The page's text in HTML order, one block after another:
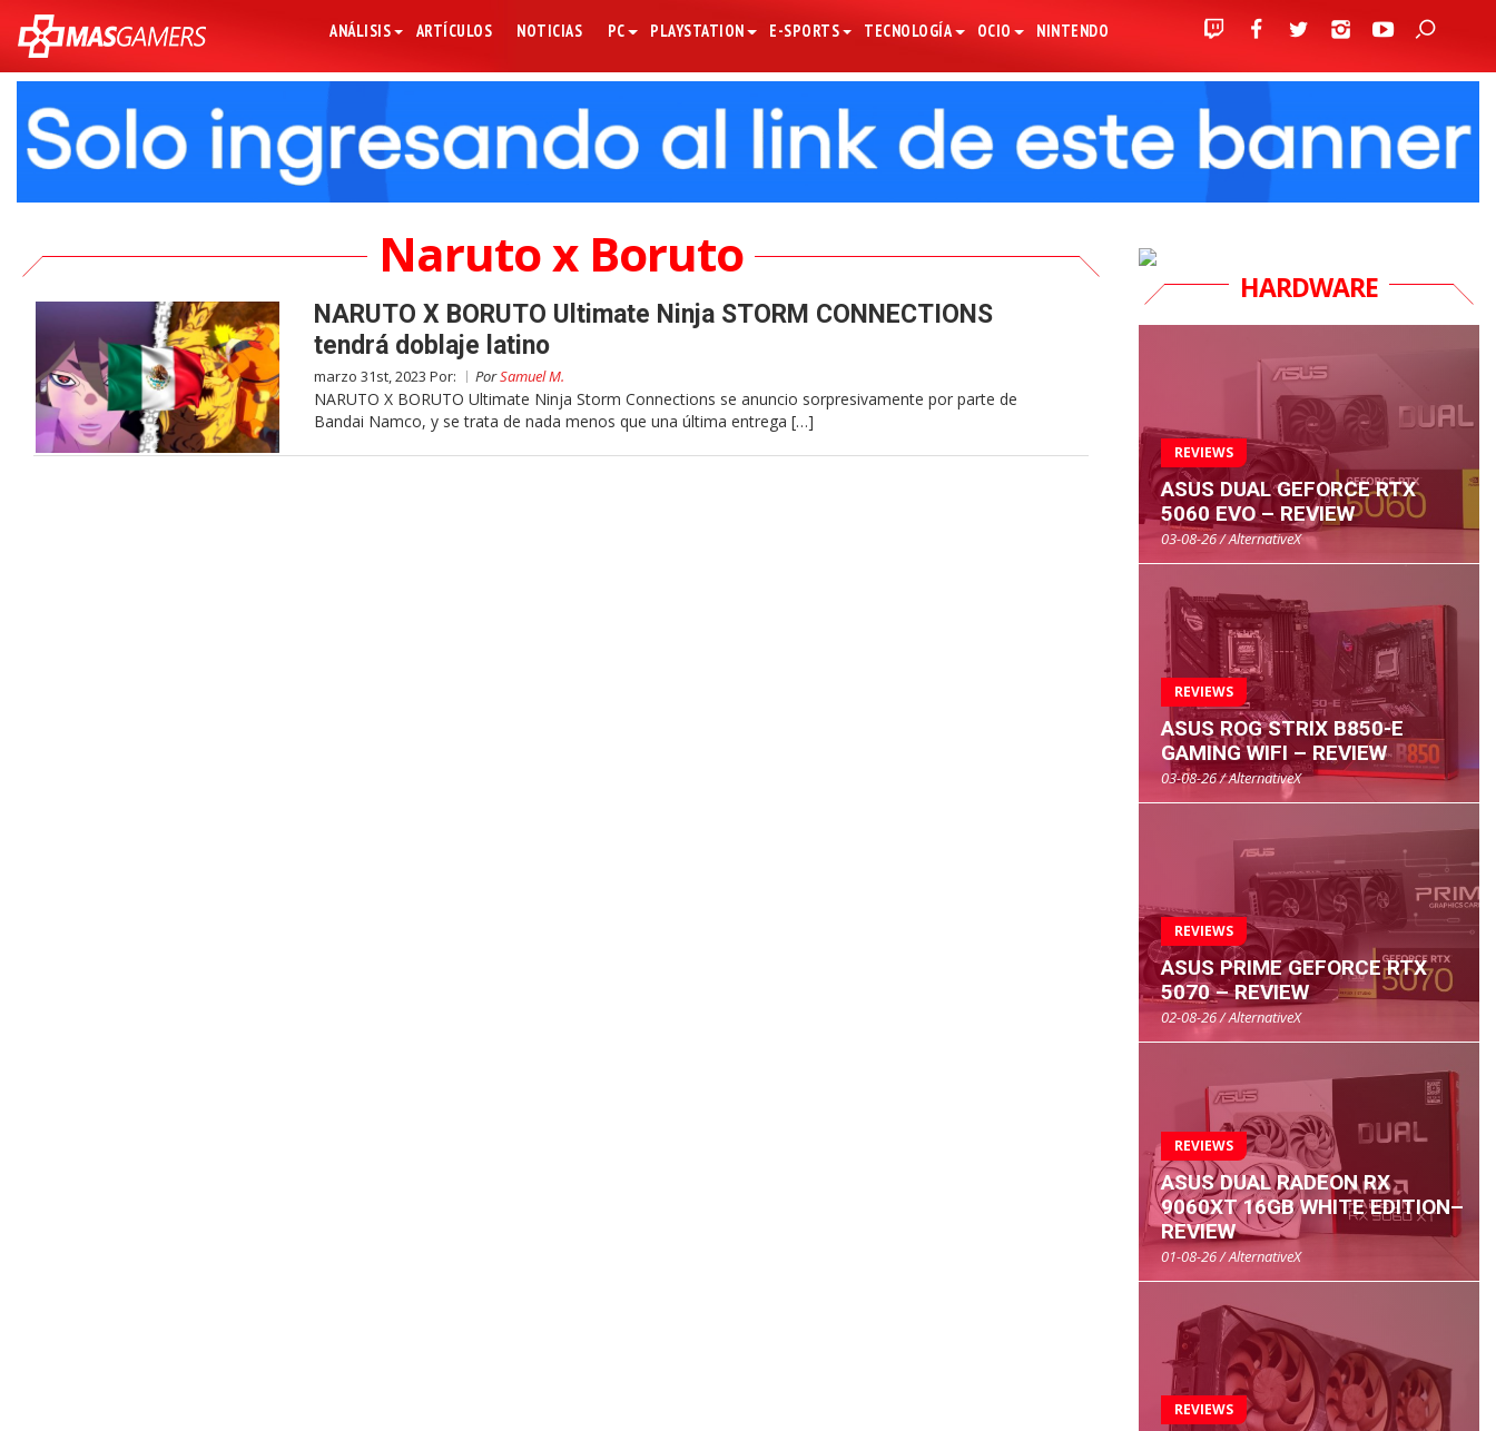
ANÁLISIS ARTÍCULOS NOTICIAS PC PLAYSTATION E-SPORTS TECNOLOGÍA OCIO NINTENDO
Naruto x Boruto
NARUTO X BORUTO Ultimate Ninja STORM CONNECTIONS
tendrá doblaje latino
marzo 31st, 2023 Por: PorSamuel M.
NARUTO X BORUTO Ultimate Ninja Storm Connections se anuncio sorpresivamente por parte de
Bandai Namco, y se trata de nada menos que una última entrega […]
HARDWARE
REVIEWS
ASUS DUAL GEFORCE RTX
5060 EVO – REVIEW
03-08-26 / AlternativeX
REVIEWS
ASUS ROG STRIX B850-E
GAMING WIFI – REVIEW
03-08-26 / AlternativeX
REVIEWS
ASUS PRIME GEFORCE RTX
5070 – REVIEW
02-08-26 / AlternativeX
REVIEWS
ASUS DUAL RADEON RX
9060XT 16GB WHITE EDITION–
REVIEW
01-08-26 / AlternativeX
REVIEWS